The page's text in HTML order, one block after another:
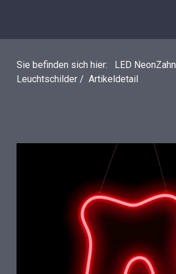
Sie befinden sich hier: LED NeonZahn
Leuchtschilder / Artikeldetail